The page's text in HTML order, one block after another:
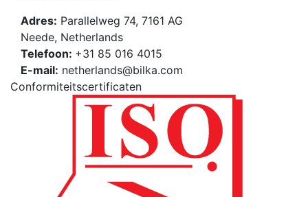
Adres: Parallelweg 74, 7161 AG
Neede, Netherlands
Telefoon: +31 85 016 4015
E-mail: netherlands@bilka.com
Conformiteitscertificaten